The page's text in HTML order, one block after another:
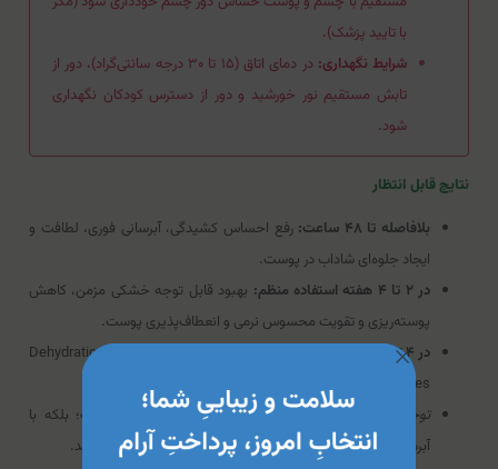
با تایید پزشک).
شرایط نگهداری:
در دمای اتاق (۱۵ تا ۳۰ درجه سانتی‌گراد)، دور از
تابش مستقیم نور خورشید و دور از دسترس کودکان نگهداری
شود.
نتایج قابل انتظار
بلافاصله تا ۴۸ ساعت:
رفع احساس کشیدگی، آبرسانی فوری، لطافت و
ایجاد جلوه‌ای شاداب در پوست.
در ۲ تا ۴ هفته استفاده منظم:
بهبود قابل توجه خشکی مزمن، کاهش
پوسته‌ریزی و تقویت محسوس نرمی و انعطاف‌پذیری پوست.
در ۴ تا ۸ هفته:
پر شدن خطوط ریز سطحی ناشی از کم‌آبی (Dehydration
Lines) و بهبود مقاومت پوست در برابر آسیب‌های محیطی.
توجه:
این محصول یک کرم درمانی ضدچروک عمقی نیست؛ بلکه با
آبرسانی و مهار استرس اکسیداتیو، از پیری پوست جلوگیری می‌کند.